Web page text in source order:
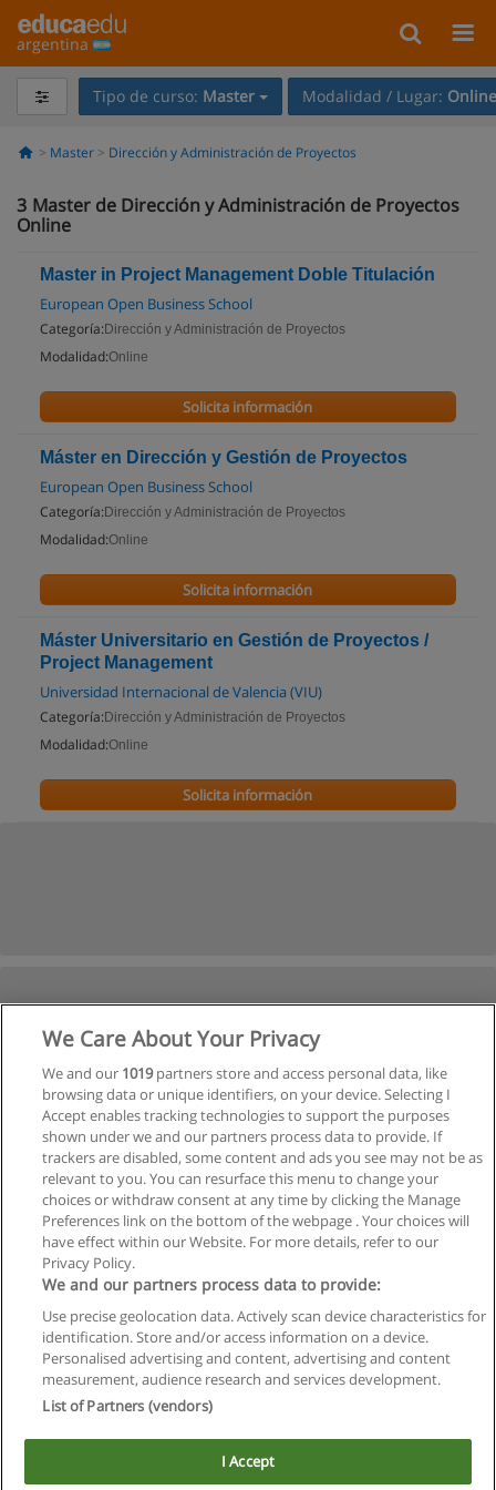
argentina
Tipo de curso: Master Modalidad / Lugar: Online
Master Dirección y Administración de Proyectos
3 Master de Dirección y Administración de Proyectos
Online
Master in Project Management Doble Titulación
European Open Business School
Categoría: Dirección y Administración de Proyectos
Modalidad:Online
Solicita información
Máster en Dirección y Gestión de Proyectos
European Open Business School
Categoría: Dirección y Administración de Proyectos
Modalidad:Online
Solicita información
Máster Universitario en Gestión de Proyectos /
Project Management
Universidad Internacional de Valencia (VIU)
Categoría: Dirección y Administración de Proyectos
Modalidad:Online
Solicita información
Reglas de uso
Privacidad de datos
Contactar con Educaedu
Copyright © Educaedu Business S.L. - CIF : B-95610580: -
www.educaedu.com.ar
We Care About Your Privacy
We and our 1019partners store and access personal data, like
browsing data or unique identifiers, on your device. Selecting I
Accept enables tracking technologies to support the purposes
shown under we and our partners process data to provide. If
trackers are disabled, some content and ads you see may not be as
relevant to you. You can resurface this menu to change your
choices or withdraw consent at any time by clicking the Manage
Preferences link on the bottom of the webpage . Your choices will
have effect within our Website. For more details, refer to our
Privacy Policy.
We and our partners process data to provide:
Use precise geolocation data. Actively scan device characteristics for
identification. Store and/or access information on a device.
Personalised advertising and content, advertising and content
measurement, audience research and services development.
List of Partners (vendors)
I Accept